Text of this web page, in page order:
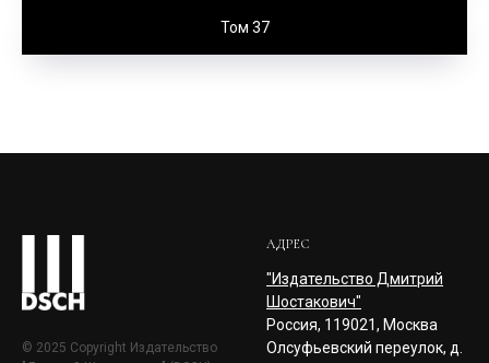
Том 37
© 2025 Copyright Издательство
АДРЕС
"Издательство Дмитрий
Шостакович"
Россия, 119021, Москва
Олсуфьевский переулок, д.